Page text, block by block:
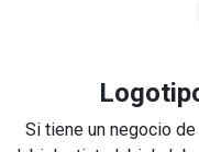
Si tiene un negocio